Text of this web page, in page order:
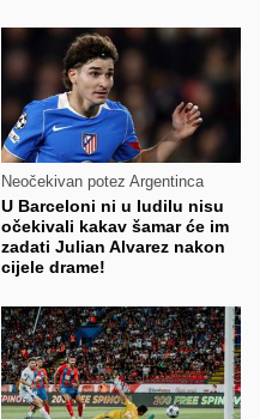
Neočekivan potez Argentinca
U Barceloni ni u ludilu nisu
očekivali kakav šamar će im
zadati Julian Alvarez nakon
cijele drame!